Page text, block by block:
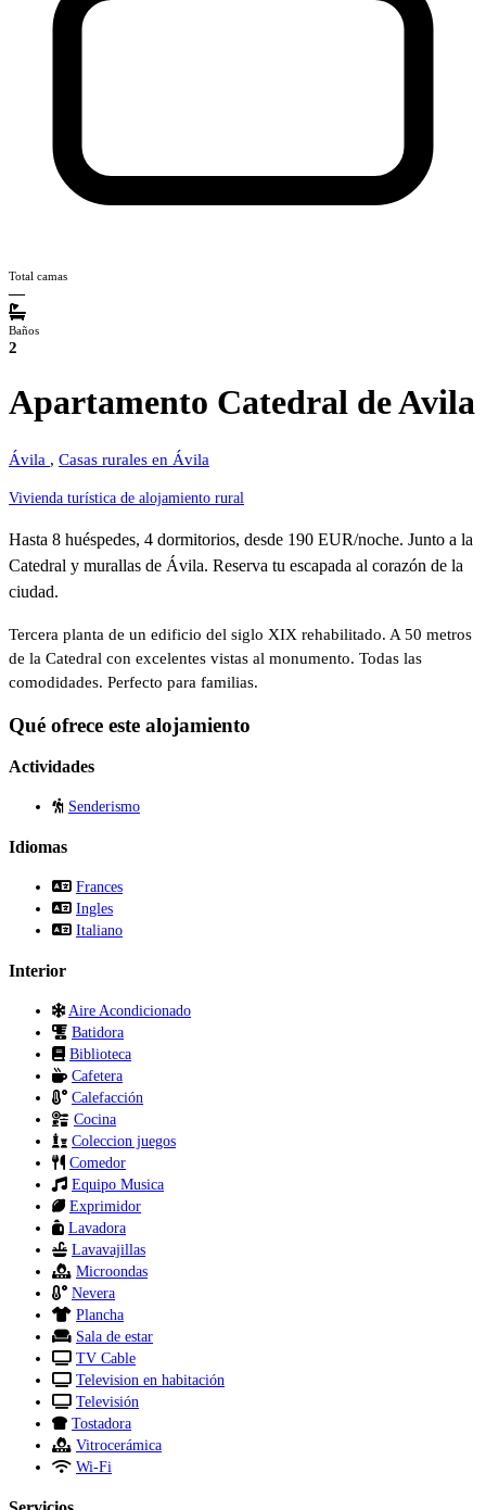
Total camas
—
Baños
2
Apartamento Catedral de Avila
Ávila , Casas rurales en Ávila
Vivienda turística de alojamiento rural
Hasta 8 huéspedes, 4 dormitorios, desde 190 EUR/noche. Junto a la
Catedral y murallas de Ávila. Reserva tu escapada al corazón de la
ciudad.
Tercera planta de un edificio del siglo XIX rehabilitado. A 50 metros
de la Catedral con excelentes vistas al monumento. Todas las
comodidades. Perfecto para familias.
Qué ofrece este alojamiento
Actividades
Senderismo
Idiomas
Frances
Ingles
Italiano
Interior
Aire Acondicionado
Batidora
Biblioteca
Cafetera
Calefacción
Cocina
Coleccion juegos
Comedor
Equipo Musica
Exprimidor
Lavadora
Lavavajillas
Microondas
Nevera
Plancha
Sala de estar
TV Cable
Television en habitación
Televisión
Tostadora
Vitrocerámica
Wi-Fi